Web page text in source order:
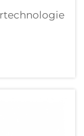
tien jaar
staan